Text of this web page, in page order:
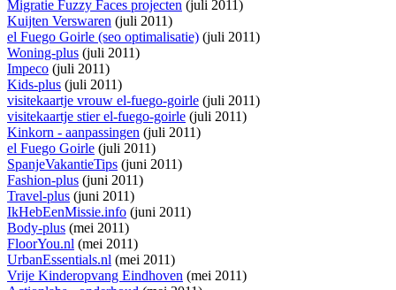
Migratie Fuzzy Faces projecten (juli 2011)
Kuijten Verswaren (juli 2011)
el Fuego Goirle (seo optimalisatie) (juli 2011)
Woning-plus (juli 2011)
Impeco (juli 2011)
Kids-plus (juli 2011)
visitekaartje vrouw el-fuego-goirle (juli 2011)
visitekaartje stier el-fuego-goirle (juli 2011)
Kinkorn - aanpassingen (juli 2011)
el Fuego Goirle (juli 2011)
SpanjeVakantieTips (juni 2011)
Fashion-plus (juni 2011)
Travel-plus (juni 2011)
IkHebEenMissie.info (juni 2011)
Body-plus (mei 2011)
FloorYou.nl (mei 2011)
UrbanEssentials.nl (mei 2011)
Vrije Kinderopvang Eindhoven (mei 2011)